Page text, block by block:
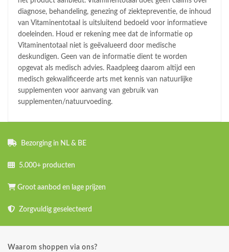
diagnose, behandeling, genezing of ziektepreventie, de inhoud
van Vitaminentotaal is uitsluitend bedoeld voor informatieve
doeleinden. Houd er rekening mee dat de informatie op
Vitaminentotaal niet is geëvalueerd door medische
deskundigen. Geen van de informatie dient te worden
opgevat als medisch advies. Raadpleeg daarom altijd een
medisch gekwalificeerde arts met kennis van natuurlijke
supplementen voor aanvang van gebruik van
supplementen/natuurvoeding.
Bezorging in NL & BE
5.000+ producten
Groot aanbod en lage prijzen
Zorgvuldig geselecteerd
Waarom shoppen via ons?